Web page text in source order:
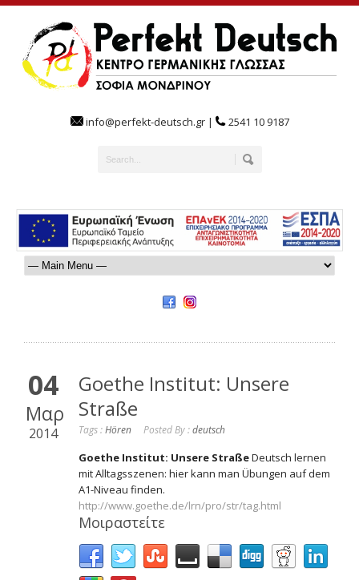
info@perfekt-deutsch.gr | 2541 10 9187
04
Μαρ
2014
Goethe Institut: Unsere
Straße
Tags :Hören Posted By :deutsch
Goethe Institut: Unsere StraßeDeutsch lernen
mit Alltagsszenen: hier kann man Übungen auf dem
A1-Niveau finden.
http://www.goethe.de/lrn/pro/str/tag.html
Μοιραστείτε